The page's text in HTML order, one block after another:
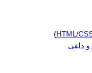
و دلفی